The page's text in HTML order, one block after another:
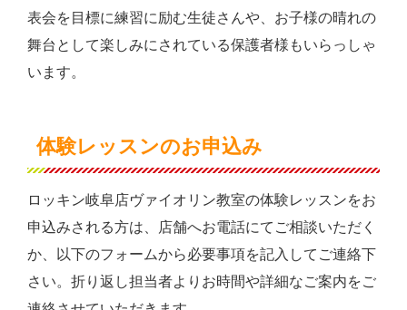
表会を目標に練習に励む生徒さんや、お子様の晴れの
舞台として楽しみにされている保護者様もいらっしゃ
います。
体験レッスンのお申込み
ロッキン岐阜店ヴァイオリン教室の体験レッスンをお
申込みされる方は、店舗へお電話にてご相談いただく
か、以下のフォームから必要事項を記入してご連絡下
さい。折り返し担当者よりお時間や詳細なご案内をご